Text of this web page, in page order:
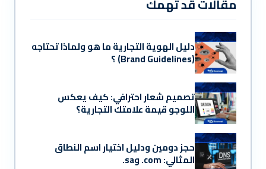
دليل الهوية التجارية ما هو ولماذا تحتاجه
(Brand Guidelines) ؟
تصميم شعار احترافي: كيف يعكس
اللوجو قيمة علامتك التجارية؟
حجز دومين ودليل اختيار اسم النطاق
المثالي: ‎.com و‎.sa